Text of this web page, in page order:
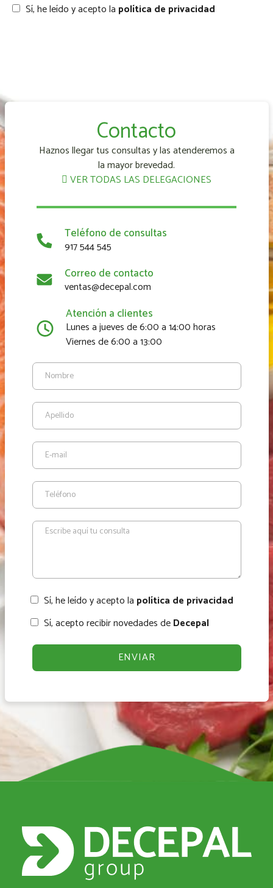
Sí, he leído y acepto la política de privacidad
Contacto
Haznos llegar tus consultas y las atenderemos a
la mayor brevedad.
VER TODAS LAS DELEGACIONES
Teléfono de consultas
917 544 545
Correo de contacto
ventas@decepal.com
Atención a clientes
Lunes a jueves de 6:00 a 14:00 horas
Viernes de 6:00 a 13:00
Sí, he leído y acepto la política de privacidad
Sí, acepto recibir novedades deDecepal